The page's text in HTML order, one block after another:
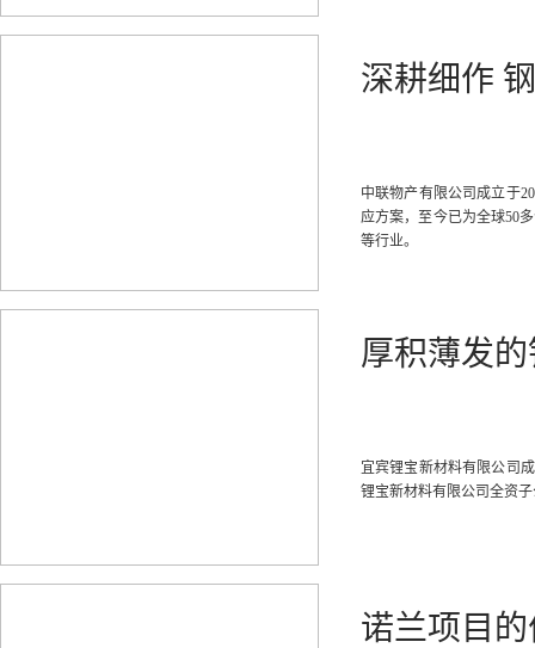
深耕细作
中联物产有限公司成立于
应方案，至今已为全球50
等行业。
厚积薄发
宜宾锂宝新材料有限公司
锂宝新材料有限公司全资
诺兰项目